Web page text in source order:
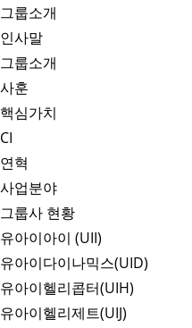
그룹소개
인사말
그룹소개
사훈
핵심가치
CI
연혁
사업분야
그룹사 현황
유아이아이 (UII)
유아이다이나믹스(UID)
유아이헬리콥터(UIH)
유아이헬리제트(UIJ)